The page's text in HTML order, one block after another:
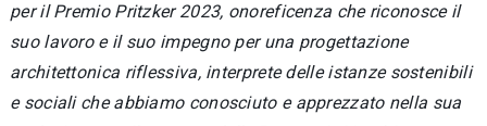
per il Premio Pritzker 2023, onoreficenza che riconosce il
suo lavoro e il suo impegno per una progettazione
architettonica riflessiva, interprete delle istanze sostenibili
e sociali che abbiamo conosciuto e apprezzato nella sua